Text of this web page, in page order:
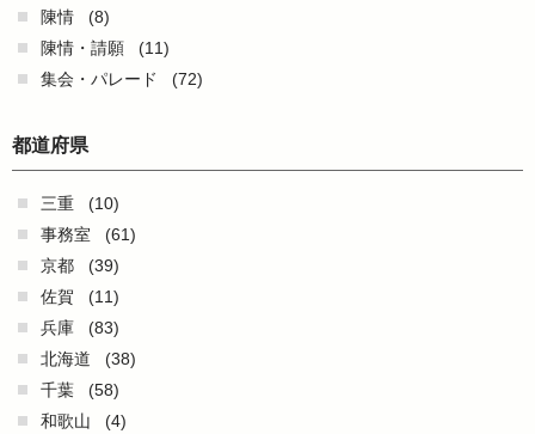
陳情
(8)
陳情・請願
(11)
集会・パレード
(72)
都道府県
三重
(10)
事務室
(61)
京都
(39)
佐賀
(11)
兵庫
(83)
北海道
(38)
千葉
(58)
和歌山
(4)